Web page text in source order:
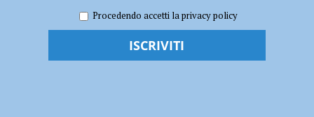
titolo italiano dei vigili del fuoco
Triathlon – Demicheli riporta a Piacenza il
Procedendo accetti la privacy policy